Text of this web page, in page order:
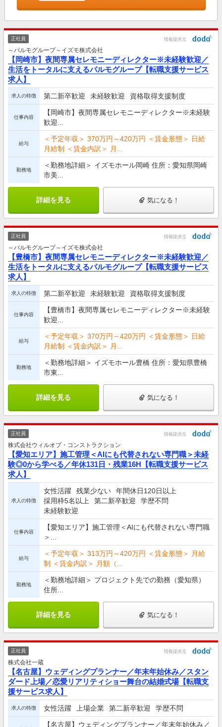
正社員 情報提供元
～パルモグループ～イズモ株式会社
【岡崎市】夜間専属セレモニーディレクター※未経験歓迎／
生活をトータルに支えるパルモグループ【転職支援サービス
求人】
求人の特徴 第二新卒歓迎 未経験歓迎 資格取得支援制度
仕事内容
【岡崎市】夜間専属セレモニーディレクター※未経験
歓迎...
給与
＜予定年収＞ 370万円～420万円 ＜賃金形態＞ 日給
月給制 ＜賃金内訳＞ 月...
勤務地
＜勤務地詳細＞ イズモホール岡崎 住所：愛知県岡崎
市美...
詳細を見る 気になる！
正社員 情報提供元
～パルモグループ～イズモ株式会社
【豊橋市】夜間専属セレモニーディレクター※未経験歓迎／
生活をトータルに支えるパルモグループ【転職支援サービス
求人】
求人の特徴 第二新卒歓迎 未経験歓迎 資格取得支援制度
仕事内容
【豊橋市】夜間専属セレモニーディレクター※未経験
歓迎...
給与
＜予定年収＞ 370万円～420万円 ＜賃金形態＞ 日給
月給制 ＜賃金内訳＞ 月...
勤務地
＜勤務地詳細＞ イズモホール豊橋 住所：愛知県豊橋
市東...
詳細を見る 気になる！
正社員 情報提供元
株式会社ウィルオブ・コンストラクション
【愛知エリア】施工管理＜AIにも代替されない専門職＞未経
験◎0から学べる／年休131日・残業16H【転職支援サービス
求人】
求人の特徴
女性活躍 残業少ない
年間休日120日以上
採用枠5名以上
第二新卒歓迎
学歴不問
未経験歓迎
仕事内容
【愛知エリア】施工管理＜AIにも代替されない専門職
＞...
給与
＜予定年収＞ 313万円～420万円 ＜賃金形態＞ 月給
制 ＜賃金内訳＞ 月額（...
勤務地
＜勤務地詳細＞ プロジェクト先での勤務（愛知県）
住所...
詳細を見る 気になる！
正社員 情報提供元
株式会社一蔵
【名古屋】ウェディングプランナー／年末年始休み／スタン
ダード上場／恋愛リアリティショー舞台の結婚式場【転職支
援サービス求人】
求人の特徴 女性活躍 上場企業 第二新卒歓迎 学歴不問
【名古屋】ウェディングプランナー／年末年始休み／